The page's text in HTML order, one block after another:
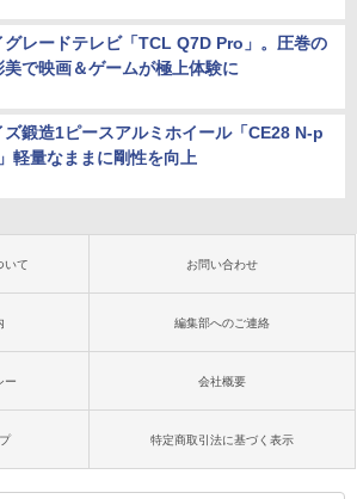
グレードテレビ「TCL Q7D Pro」。圧巻の
美で映画＆ゲームが極上体験に
ズ鍛造1ピースアルミホイール「CE28 N-p
軽量なままに剛性を向上
いて お問い合わせ
編集部へのご連絡
ー 会社概要
特定商取引法に基づく表示